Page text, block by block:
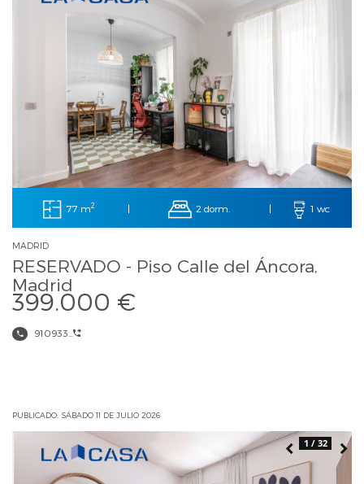
77 m2 | 2 dorm. | 1 wc
MADRID
RESERVADO - Piso Calle del Áncora,
Madrid
399.000 €
910933...
PUBLICADO: SÁBADO 11 DE JULIO 2026
1 / 32